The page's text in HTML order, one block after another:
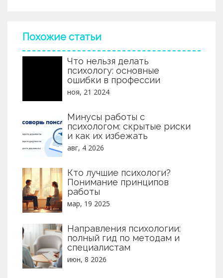
Похожие статьи
Что нельзя делать
психологу: основные
ошибки в профессии
ноя, 21 2024
Минусы работы с
психологом: скрытые риски
и как их избежать
авг, 4 2026
Кто лучшие психологи?
Понимание принципов
работы
мар, 19 2025
Направления психологии:
полный гид по методам и
специалистам
июн, 8 2026